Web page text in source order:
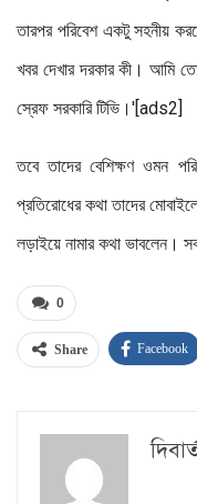
তারপর পরিবেশ একটু সহনীয়
খবর দেখার দরকার কী। আমি
স্রেফ সরকারি টিভি।'[ads2]
তবে তাদের বেশিক্ষণ ওমন
প্রতিরোধের কথা তাদের
লড়াইয়ে নামার কথা ভাবলেন।
0
Share Facebook